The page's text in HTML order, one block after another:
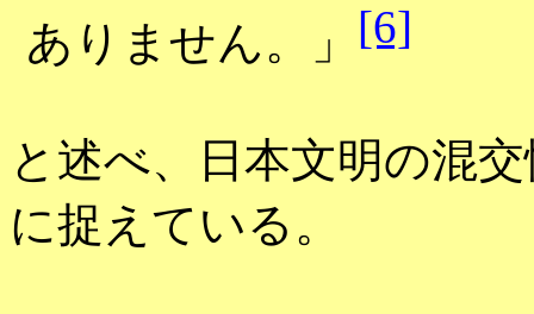
ありません。」 [6]
と述べ、日本文明の混
に捉えている。